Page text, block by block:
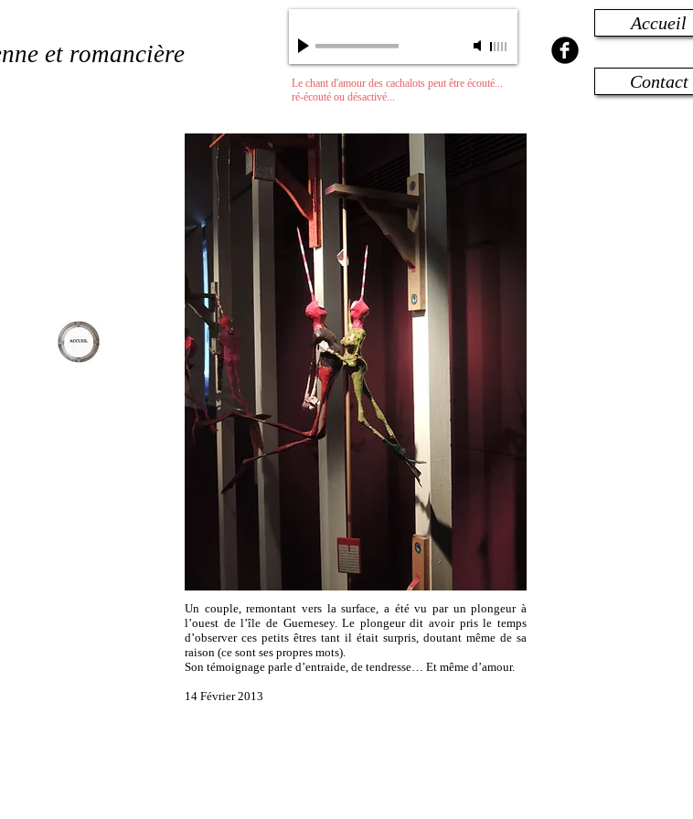
et romancière
Le chant d'amour des cachalots peut être écouté...
ré-écouté ou désactivé...
Accueil
Contact
Un couple, remontant vers la surface, a été vu par un plongeur à
l’ouest de l’île de Guernesey. Le plongeur dit avoir pris le temps
d’observer ces petits êtres tant il était surpris, doutant même de sa
raison (ce sont ses propres mots).
Son témoignage parle d’entraide, de tendresse… Et même d’amour.
14 Février 2013